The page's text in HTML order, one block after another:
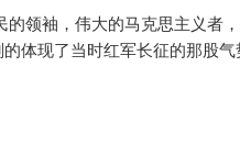
领袖，伟大的马克思主义者
体现了当时红军长征的那股